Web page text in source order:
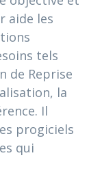
aide les
tels
de Reprise
la
Il
progiciels
qui